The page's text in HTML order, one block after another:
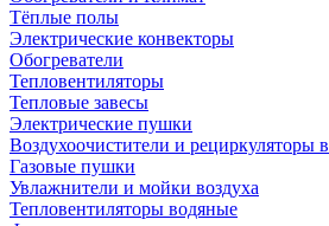
Тёплые полы
Электрические конвекторы
Обогреватели
Тепловентиляторы
Тепловые завесы
Электрические пушки
Воздухоочистители и рециркуляторы
Газовые пушки
Увлажнители и мойки воздуха
Тепловентиляторы водяные